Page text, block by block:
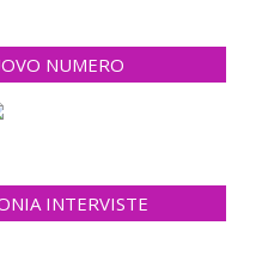
NUMERO
INTERVISTE